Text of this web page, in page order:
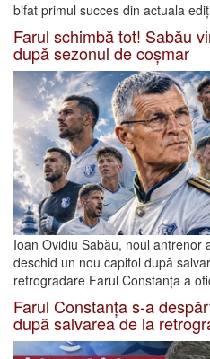
bifat primul succes din actuala
Farul schimbă tot! Sabău
după sezonul de coșmar
Ioan Ovidiu Sabău, noul antrenor
deschid un nou capitol după
retrogradare Farul Constanța a
Farul Constanța s-a
după salvarea de la